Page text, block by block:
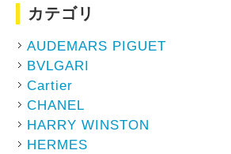
カテゴリ
AUDEMARS PIGUET
BVLGARI
Cartier
CHANEL
HARRY WINSTON
HERMES